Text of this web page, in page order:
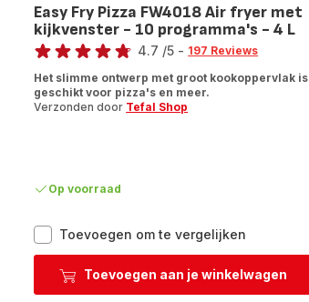
Toevoegen om te vergelijken
Fry
Pizza
Toevoegen aan je winkelwagen
Easy Fry Pizza FW4018 Air fryer met
kijkvenster - 10 programma's - 4 L
Score
4.7 /5 - 197 Reviews
Het slimme ontwerp met groot kookoppervlak is
geschikt voor pizza's en meer.
Verzonden door Tefal Shop
Op voorraad